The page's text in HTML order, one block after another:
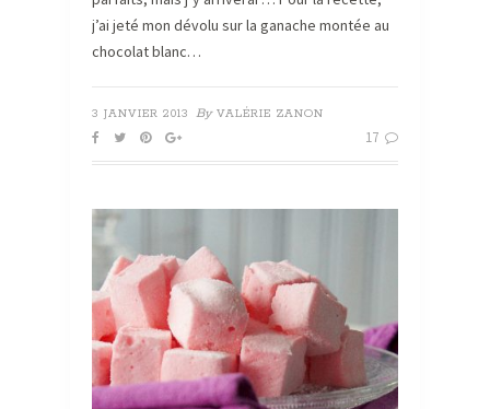
j’ai jeté mon dévolu sur la ganache montée au
chocolat blanc…
3 JANVIER 2013 By VALÉRIE ZANON
17